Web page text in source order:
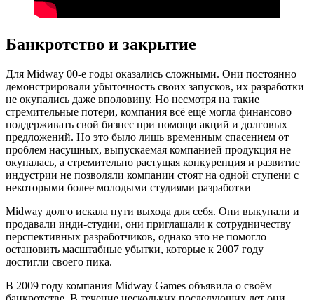
Банкротство и закрытие
Для Midway 00-е годы оказались сложными. Они постоянно
демонстрировали убыточность своих запусков, их разработки
не окупались даже вполовину. Но несмотря на такие
стремительные потери, компания всё ещё могла финансово
поддерживать свой бизнес при помощи акций и долговых
предложений. Но это было лишь временным спасением от
проблем насущных, выпускаемая компанией продукция не
окупалась, а стремительно растущая конкуренция и развитие
индустрии не позволяли компании стоят на одной ступени с
некоторыми более молодыми студиями разработки
Midway долго искала пути выхода для себя. Они выкупали и
продавали инди-студии, они приглашали к сотрудничеству
перспективных разработчиков, однако это не помогло
остановить масштабные убытки, которые к 2007 году
достигли своего пика.
В 2009 году компания Midway Games объявила о своём